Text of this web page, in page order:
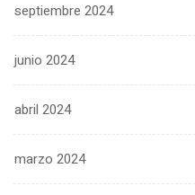
septiembre 2024
junio 2024
abril 2024
marzo 2024